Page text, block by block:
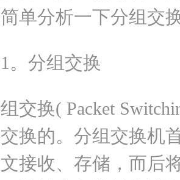
单分析一下分组交
。分组交换
交换( Packet
换的。分组交换机
接收、存储，而后